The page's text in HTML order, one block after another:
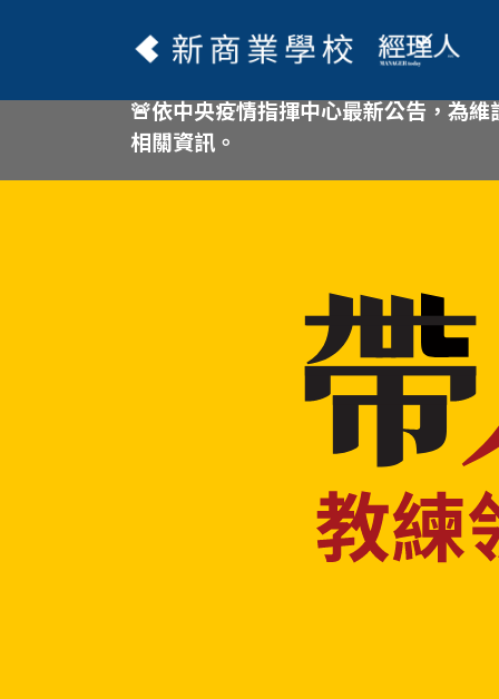
🚨依中央疫情指揮中心最新公告，為
相關資訊。